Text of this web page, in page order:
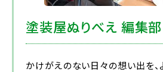
塗装屋ぬりべえ 編集部
かけがえのない日々の想い出を